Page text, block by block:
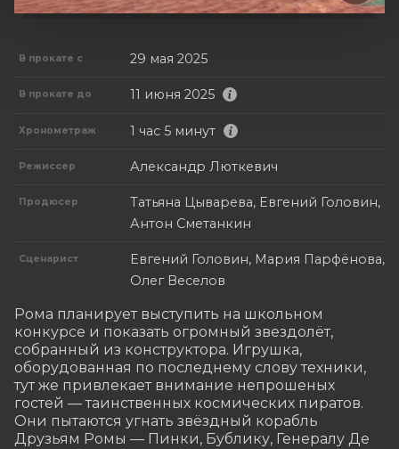
В прокате с 29 мая 2025
В прокате до 11 июня 2025
Хронометраж 1 час 5 минут
Режиссер Александр Люткевич
Продюсер
Татьяна Цыварева, Евгений Головин,
Антон Сметанкин
Сценарист
Евгений Головин, Мария Парфёнова,
Олег Веселов
Рома планирует выступить на школьном
конкурсе и показать огромный звездолёт,
собранный из конструктора. Игрушка,
оборудованная по последнему слову техники,
тут же привлекает внимание непрошеных
гостей — таинственных космических пиратов.
Они пытаются угнать звёздный корабль
Друзьям Ромы — Пинки, Бублику, Генералу Де